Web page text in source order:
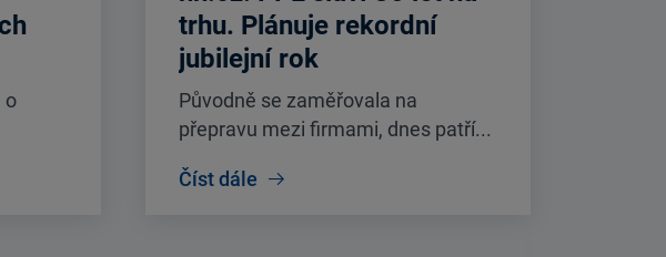
o
trhu. Plánuje rekordní
jubilejní rok
Původně se zaměřovala na
přepravu mezi firmami, dnes patří...
Číst dále